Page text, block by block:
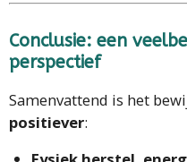
Conclusie: een
perspectief
Samenvattend is het
positiever: